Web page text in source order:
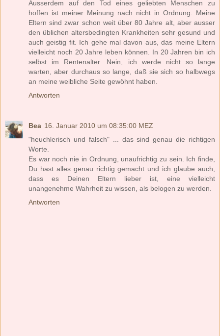
Ausserdem auf den Tod eines geliebten Menschen zu
hoffen ist meiner Meinung nach nicht in Ordnung. Meine
Eltern sind zwar schon weit über 80 Jahre alt, aber ausser
den üblichen altersbedingten Krankheiten sehr gesund und
auch geistig fit. Ich gehe mal davon aus, das meine Eltern
vielleicht noch 20 Jahre leben können. In 20 Jahren bin ich
selbst im Rentenalter. Nein, ich werde nicht so lange
warten, aber durchaus so lange, daß sie sich so halbwegs
an meine weibliche Seite gewöhnt haben.
Antworten
Bea 16. Januar 2010 um 08:35:00 MEZ
"heuchlerisch und falsch" ... das sind genau die richtigen
Worte.
Es war noch nie in Ordnung, unaufrichtig zu sein. Ich finde,
Du hast alles genau richtig gemacht und ich glaube auch,
dass es Deinen Eltern lieber ist, eine vielleicht
unangenehme Wahrheit zu wissen, als belogen zu werden.
Antworten